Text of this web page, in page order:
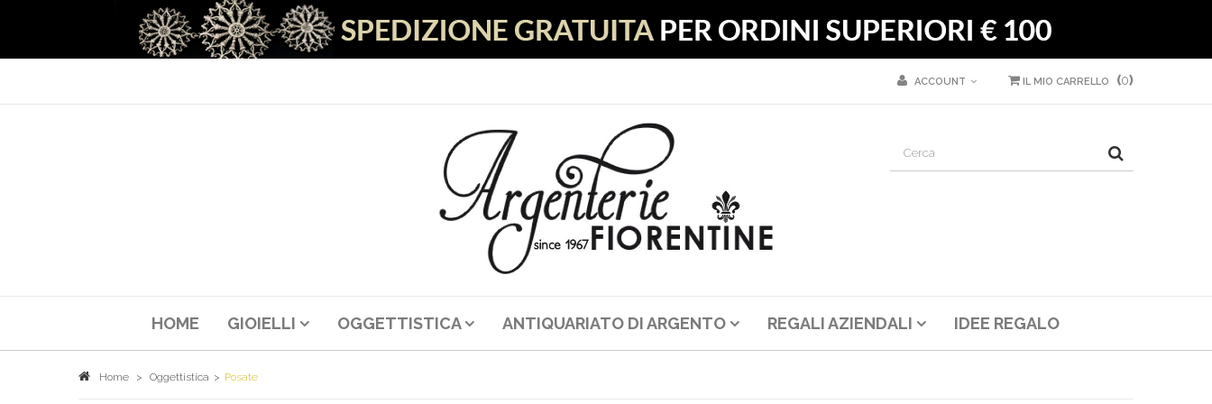
IL MIO CARRELLO (0)
ACCOUNT
HOME GIOIELLI OGGETTISTICA ANTIQUARIATO DI ARGENTO REGALI AZIENDALI IDEE REGALO
Home > Oggettistica > Posate